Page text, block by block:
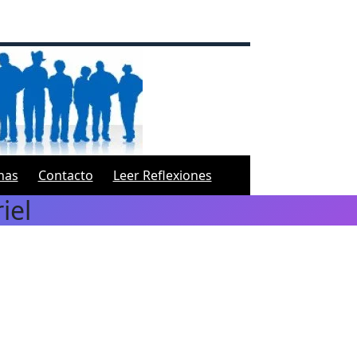
Contacto Leer Reflexiones